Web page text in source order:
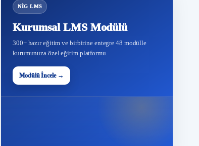
NİG LMS
Kurumsal LMS Modülü
300+ hazır eğitim ve birbirine entegre 48 modülle
kurumunuza özel eğitim platformu.
Modülü İncele →
48
Modül